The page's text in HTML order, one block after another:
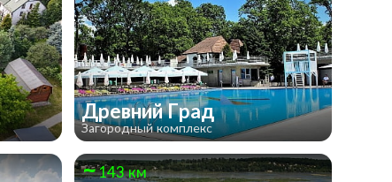
Древний Град
Загородный комплекс
143 км